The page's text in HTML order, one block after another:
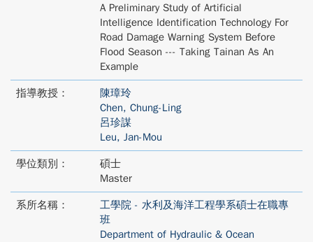
A Preliminary Study of Artificial
Intelligence Identification Technology For
Road Damage Warning System Before
Flood Season --- Taking Tainan As An
Example
指導教授：
陳璋玲
Chen, Chung-Ling
呂珍謀
Leu, Jan-Mou
學位類別：
碩士
Master
系所名稱：
工學院 - 水利及海洋工程學系碩士在職專
班
Department of Hydraulic & Ocean